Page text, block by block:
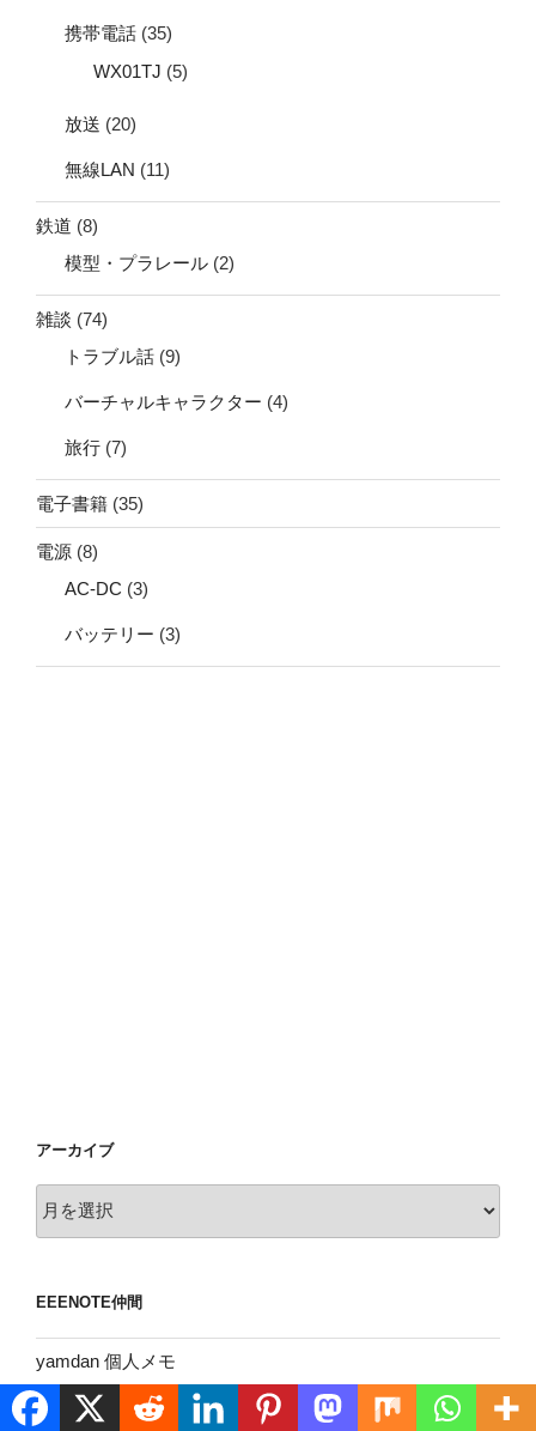
携帯電話 (35)
WX01TJ (5)
放送 (20)
無線LAN (11)
鉄道 (8)
模型・プラレール (2)
雑談 (74)
トラブル話 (9)
バーチャルキャラクター (4)
旅行 (7)
電子書籍 (35)
電源 (8)
AC-DC (3)
バッテリー (3)
アーカイブ
ー
ブ
EEENOTE仲間
yamdan 個人メモ